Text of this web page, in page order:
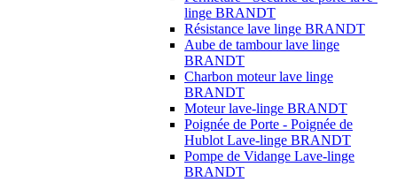
linge BRANDT
Résistance lave linge BRANDT
Aube de tambour lave linge
BRANDT
Charbon moteur lave linge
BRANDT
Moteur lave-linge BRANDT
Poignée de Porte - Poignée de
Hublot Lave-linge BRANDT
Pompe de Vidange Lave-linge
BRANDT